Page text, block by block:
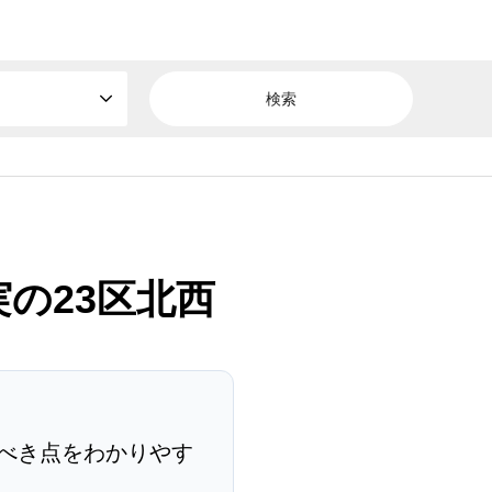
23区北西
き点をわかりやす